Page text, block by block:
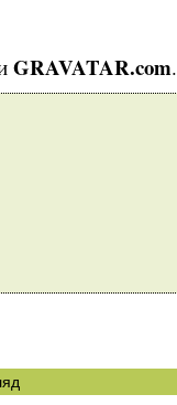
GRAVATAR.com.